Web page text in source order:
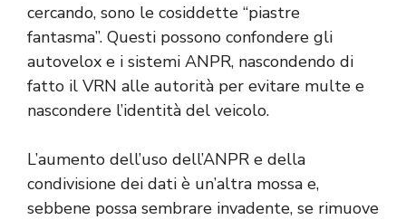
cercando, sono le cosiddette “piastre
fantasma”. Questi possono confondere gli
autovelox e i sistemi ANPR, nascondendo di
fatto il VRN alle autorità per evitare multe e
nascondere l’identità del veicolo.
L’aumento dell’uso dell’ANPR e della
condivisione dei dati è un’altra mossa e,
sebbene possa sembrare invadente, se rimuove